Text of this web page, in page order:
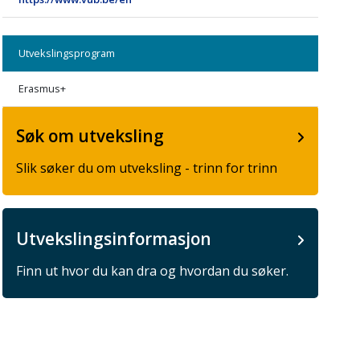
Utvekslingsprogram
Erasmus+
Søk om utveksling
Slik søker du om utveksling - trinn for trinn
Utvekslingsinformasjon
Finn ut hvor du kan dra og hvordan du søker.